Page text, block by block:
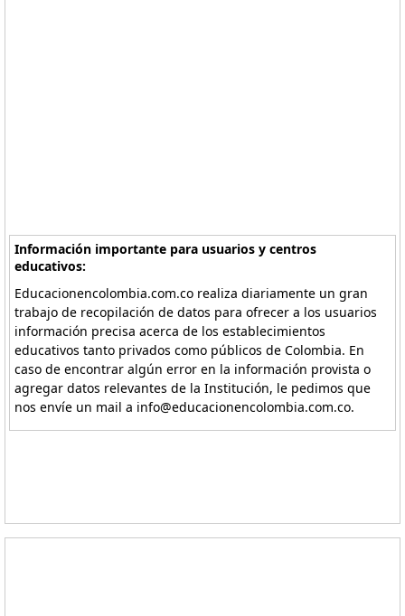
Información importante para usuarios y centros
educativos:
Educacionencolombia.com.co realiza diariamente un gran
trabajo de recopilación de datos para ofrecer a los usuarios
información precisa acerca de los establecimientos
educativos tanto privados como públicos de Colombia. En
caso de encontrar algún error en la información provista o
agregar datos relevantes de la Institución, le pedimos que
nos envíe un mail a info@educacionencolombia.com.co.